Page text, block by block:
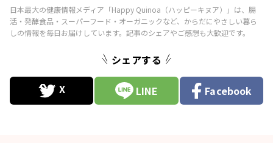
シェアする
LINE Facebook